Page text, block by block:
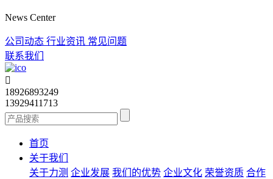
News Center
公司动态 行业资讯 常见问题
联系我们

18926893249
13929411713
首页
关于我们
关于力测 企业发展 我们的优势 企业文化 荣誉资质 合作